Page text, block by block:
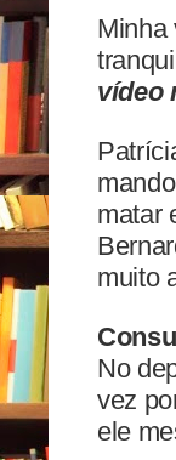
Minha
vídeo
matar
muito
No
vez
ele